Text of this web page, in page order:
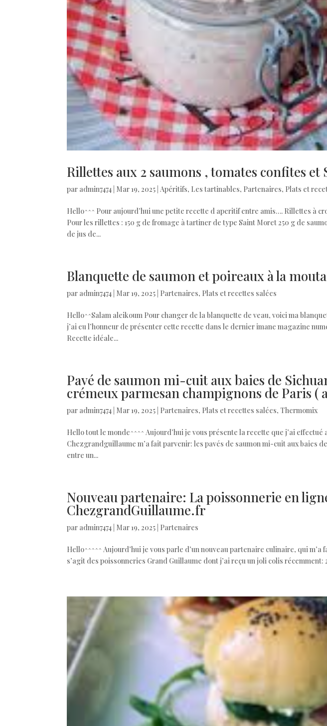
Rillettes aux 2 saumons , tomates confites et
par admin7474 Mar 19, 2025 |Apéritifs, Les tartinables, Partenaires, Plats et
Hello^^^ Pour aujourd’hui une petite recette d aperitif entre amis…. Rillettes à
Pour les rillettes : 150 g de fromage à tartiner de type Saint Moret 250 g de
de jus de...
Blanquette de saumon et poireaux à la
par admin7474 Mar 19, 2025 Partenaires, Plats et recettes salées
Hello^^Salam aleikoum Pour changer de la blanquette de veau, voici ma
j’ai eu l’honneur de présenter cette recette dans le dernier imane magazine
Recette idéale...
Pavé de saumon mi-cuit aux baies de
crémeux parmesan champignons de Paris (
par admin7474 Mar 19, 2025 Partenaires, Plats et recettes salées, Thermomix
Hello tout le monde^^^^ Aujourd’hui je vous présente la recette que j’ai
Chezgrandguillaume m’a fait parvenir: les pavés de saumon mi-cuit aux baies
entre un...
Nouveau partenaire: La poissonnerie en
ChezgrandGuillaume.fr
par admin7474 Mar 19, 2025 Partenaires
Hello^^^^^ Aujourd’hui je vous parle d’un nouveau partenaire culinaire, qui m’a
s’agit des poissonneries Grand Guillaume dont j’ai reçu un joli colis récemment: